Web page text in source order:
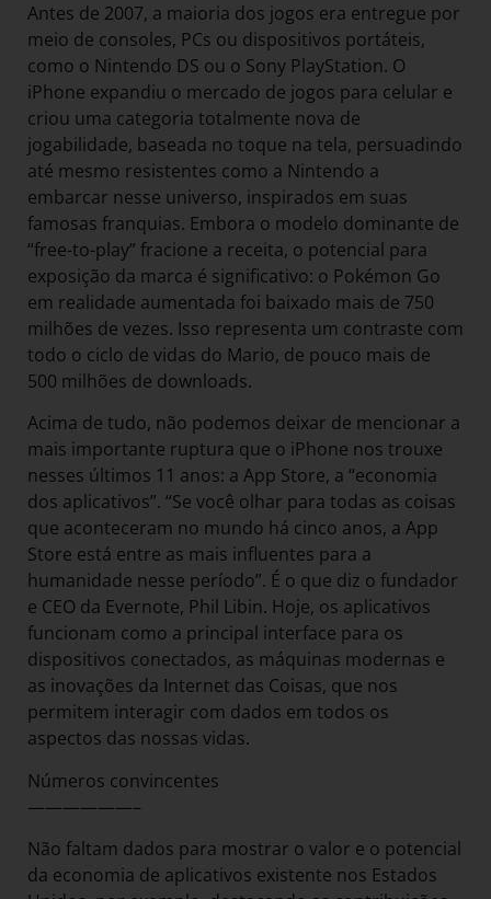
Antes de 2007, a maioria dos jogos era entregue por
meio de consoles, PCs ou dispositivos portáteis,
como o Nintendo DS ou o Sony PlayStation. O
iPhone expandiu o mercado de jogos para celular e
criou uma categoria totalmente nova de
jogabilidade, baseada no toque na tela, persuadindo
até mesmo resistentes como a Nintendo a
embarcar nesse universo, inspirados em suas
famosas franquias. Embora o modelo dominante de
“free-to-play” fracione a receita, o potencial para
exposição da marca é significativo: o Pokémon Go
em realidade aumentada foi baixado mais de 750
milhões de vezes. Isso representa um contraste com
todo o ciclo de vidas do Mario, de pouco mais de
500 milhões de downloads.
Acima de tudo, não podemos deixar de mencionar a
mais importante ruptura que o iPhone nos trouxe
nesses últimos 11 anos: a App Store, a “economia
dos aplicativos”. “Se você olhar para todas as coisas
que aconteceram no mundo há cinco anos, a App
Store está entre as mais influentes para a
humanidade nesse período”. É o que diz o fundador
e CEO da Evernote, Phil Libin. Hoje, os aplicativos
funcionam como a principal interface para os
dispositivos conectados, as máquinas modernas e
as inovações da Internet das Coisas, que nos
permitem interagir com dados em todos os
aspectos das nossas vidas.
Números convincentes
——————–
Não faltam dados para mostrar o valor e o potencial
da economia de aplicativos existente nos Estados